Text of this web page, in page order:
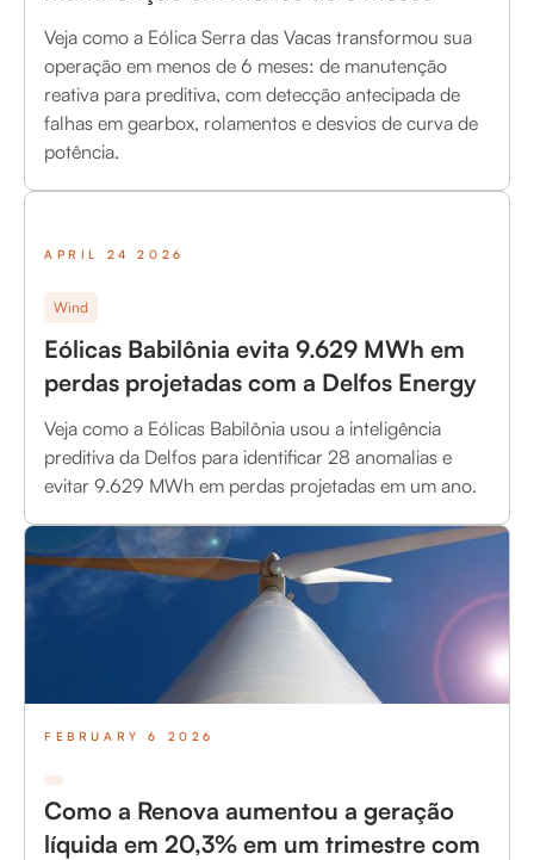
Veja como a Eólica Serra das Vacas transformou sua
operação em menos de 6 meses: de manutenção
reativa para preditiva, com detecção antecipada de
falhas em gearbox, rolamentos e desvios de curva de
potência.
APRIL 24 2026
Wind
Eólicas Babilônia evita 9.629 MWh em
perdas projetadas com a Delfos Energy
Veja como a Eólicas Babilônia usou a inteligência
preditiva da Delfos para identificar 28 anomalias e
evitar 9.629 MWh em perdas projetadas em um ano.
FEBRUARY 6 2026
Como a Renova aumentou a geração
líquida em 20,3% em um trimestre com